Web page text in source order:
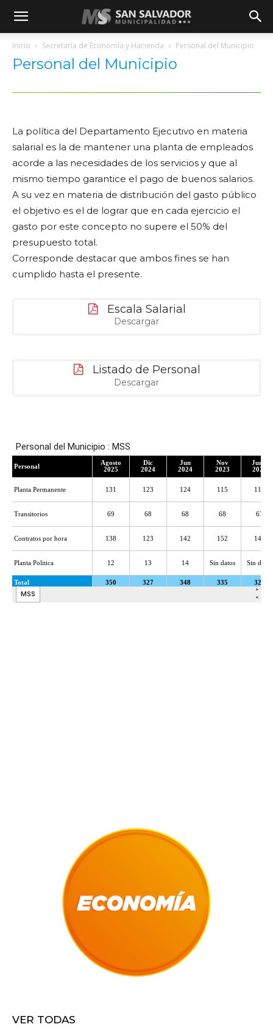
Inicio Secretaría de Economía y Hacienda Personal del Municipio
Personal del Municipio
La política del Departamento Ejecutivo en materia
salarial es la de mantener una planta de empleados
acorde a las necesidades de los servicios y que al
mismo tiempo garantice el pago de buenos salarios.
A su vez en materia de distribución del gasto público
el objetivo es el de lograr que en cada ejercicio el
gasto por este concepto no supere el 50% del
presupuesto total.
Corresponde destacar que ambos fines se han
cumplido hasta el presente.
Escala Salarial
Descargar
Listado de Personal
Descargar
VER TODAS